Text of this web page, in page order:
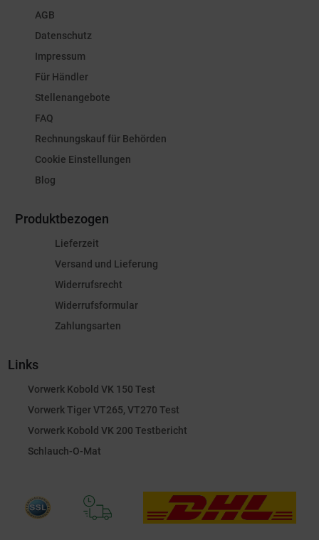
AGB
Datenschutz
Impressum
Für Händler
Stellenangebote
FAQ
Rechnungskauf für Behörden
Cookie Einstellungen
Blog
Produktbezogen
Lieferzeit
Versand und Lieferung
Widerrufsrecht
Widerrufsformular
Zahlungsarten
Links
Vorwerk Kobold VK 150 Test
Vorwerk Tiger VT265, VT270 Test
Vorwerk Kobold VK 200 Testbericht
Schlauch-O-Mat